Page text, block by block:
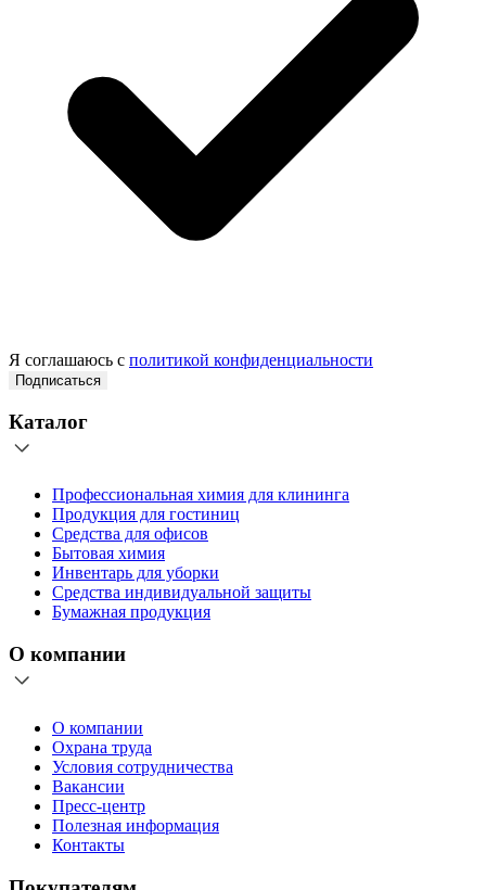
Я соглашаюсь с политикой конфиденциальности
Подписаться
Каталог
Профессиональная химия для клининга
Продукция для гостиниц
Средства для офисов
Бытовая химия
Инвентарь для уборки
Средства индивидуальной защиты
Бумажная продукция
О компании
О компании
Охрана труда
Условия сотрудничества
Вакансии
Пресс-центр
Полезная информация
Контакты